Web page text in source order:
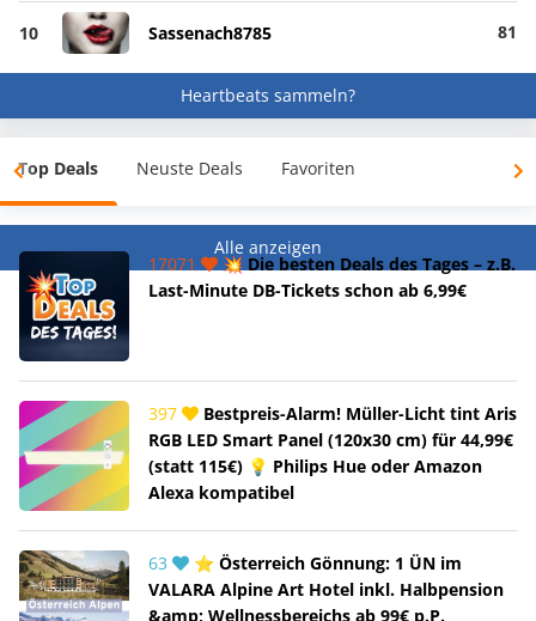
10 Sassenach8785 81
Heartbeats sammeln?
Top Deals Neuste Deals Favoriten
Alle anzeigen
17071
💥 Die besten Deals des Tages – z.B.
Last-Minute DB-Tickets schon ab 6,99€
397
Bestpreis-Alarm! Müller-Licht tint Aris
RGB LED Smart Panel (120x30 cm) für 44,99€
(statt 115€) 💡 Philips Hue oder Amazon
Alexa kompatibel
63
⭐ Österreich Gönnung: 1 ÜN im
VALARA Alpine Art Hotel inkl. Halbpension
&amp; Wellnessbereichs ab 99€ p.P.